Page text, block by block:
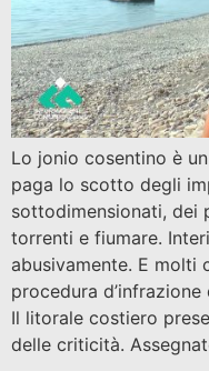
Lo jonio cosentino è
paga lo scotto degli
sottodimensionati, dei
torrenti e fiumare.
abusivamente. E molti
procedura
Il litorale costiero
delle criticità.